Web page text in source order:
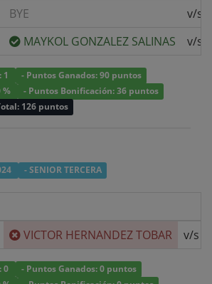
BYE
v/s
MAYKOL GONZALEZ SALINAS v/s
1
- Puntos Ganados: 90 puntos
%
- Puntos Bonificación: 36 puntos
126 puntos
- SENIOR TERCERA
VICTOR HERNANDEZ TOBAR v/s
0
- Puntos Ganados: 0 puntos